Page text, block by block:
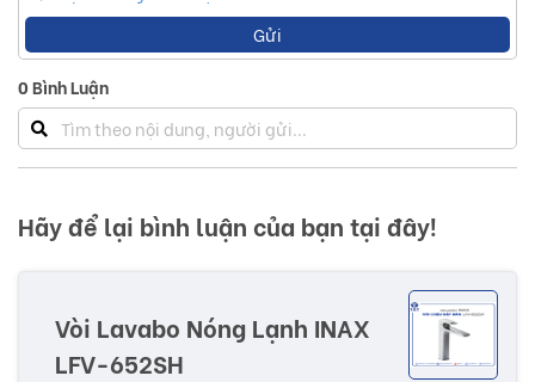
Gửi
0Bình Luận
Hãy để lại bình luận của bạn tại đây!
Vòi Lavabo Nóng Lạnh INAX
LFV-652SH